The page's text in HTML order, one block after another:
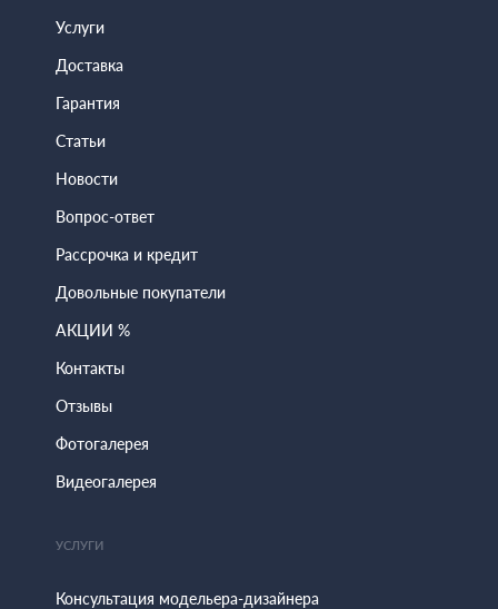
Услуги
Доставка
Гарантия
Статьи
Новости
Вопрос-ответ
Рассрочка и кредит
Довольные покупатели
АКЦИИ %
Контакты
Отзывы
Фотогалерея
Видеогалерея
УСЛУГИ
Консультация модельера-дизайнера